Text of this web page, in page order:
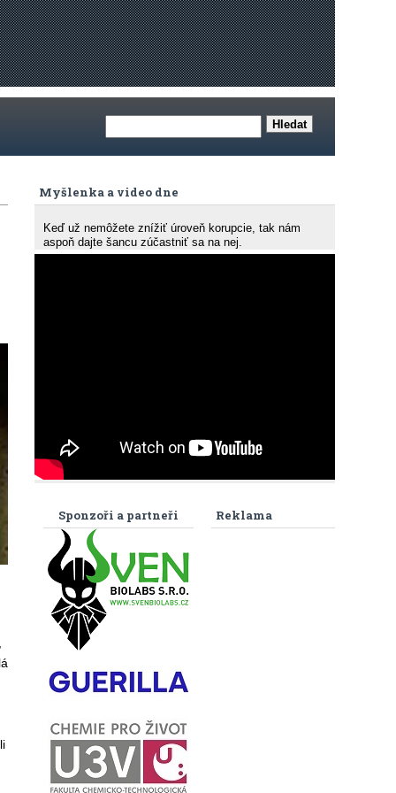
Myšlenka a video dne
Keď už nemôžete znížiť úroveň korupcie, tak nám
aspoň dajte šancu zúčastniť sa na nej.
Reklama
Sponzoři a partneři